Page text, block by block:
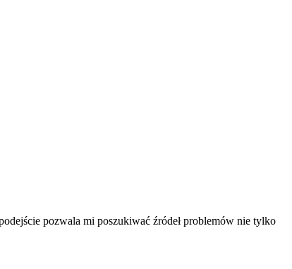
pozwala mi poszukiwać źródeł problemów nie tylko